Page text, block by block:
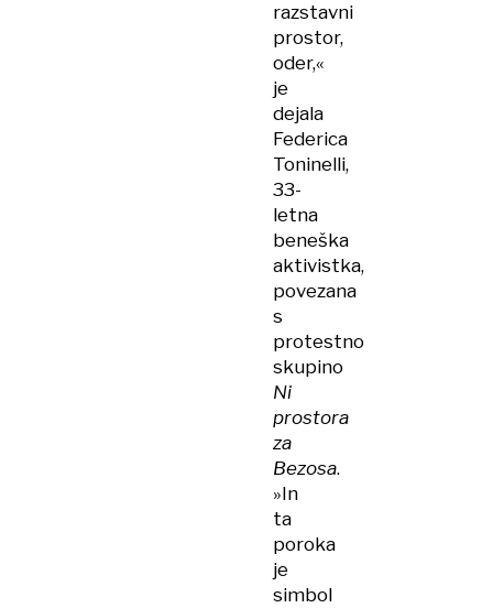
razstavni
prostor,
oder,«
je
dejala
Federica
Toninelli,
33-
letna
beneška
aktivistka,
povezana
s
protestno
skupino
Ni
prostora
za
Bezosa.
»In
ta
poroka
je
simbol